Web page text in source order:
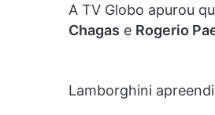
A TV Globo apurou
Chagas e Rogerio
Lamborghini